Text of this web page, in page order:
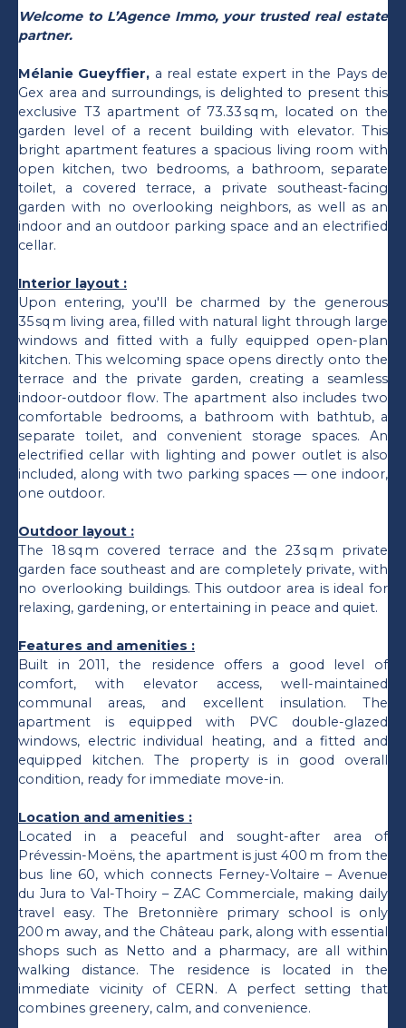
Welcome to L’Agence Immo, your trusted real estate
partner.
Mélanie Gueyffier, a real estate expert in the Pays de
Gex area and surroundings, is delighted to present this
exclusive T3 apartment of 73.33 sq m, located on the
garden level of a recent building with elevator. This
bright apartment features a spacious living room with
open kitchen, two bedrooms, a bathroom, separate
toilet, a covered terrace, a private southeast-facing
garden with no overlooking neighbors, as well as an
indoor and an outdoor parking space and an electrified
cellar.
Interior layout :
Upon entering, you'll be charmed by the generous
35 sq m living area, filled with natural light through large
windows and fitted with a fully equipped open-plan
kitchen. This welcoming space opens directly onto the
terrace and the private garden, creating a seamless
indoor-outdoor flow. The apartment also includes two
comfortable bedrooms, a bathroom with bathtub, a
separate toilet, and convenient storage spaces. An
electrified cellar with lighting and power outlet is also
included, along with two parking spaces — one indoor,
one outdoor.
Outdoor layout :
The 18 sq m covered terrace and the 23 sq m private
garden face southeast and are completely private, with
no overlooking buildings. This outdoor area is ideal for
relaxing, gardening, or entertaining in peace and quiet.
Features and amenities :
Built in 2011, the residence offers a good level of
comfort, with elevator access, well-maintained
communal areas, and excellent insulation. The
apartment is equipped with PVC double-glazed
windows, electric individual heating, and a fitted and
equipped kitchen. The property is in good overall
condition, ready for immediate move-in.
Location and amenities :
Located in a peaceful and sought-after area of
Prévessin-Moëns, the apartment is just 400 m from the
bus line 60, which connects Ferney-Voltaire – Avenue
du Jura to Val-Thoiry – ZAC Commerciale, making daily
travel easy. The Bretonnière primary school is only
200 m away, and the Château park, along with essential
shops such as Netto and a pharmacy, are all within
walking distance. The residence is located in the
immediate vicinity of CERN. A perfect setting that
combines greenery, calm, and convenience.